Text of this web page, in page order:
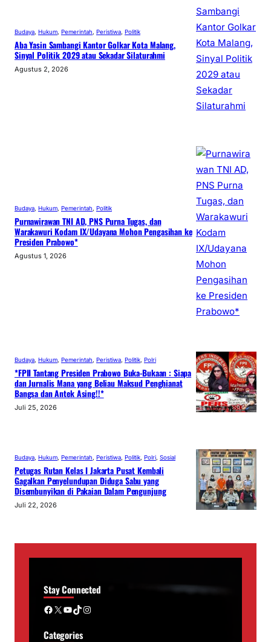
Budaya Hukum Pemerintah Peristiwa Politik
Aba Yasin Sambangi Kantor Golkar Kota Malang,
Sinyal Politik 2029 atau Sekadar Silaturahmi
Agustus 2, 2026
Budaya Hukum Pemerintah Politik
Purnawirawan TNI AD, PNS Purna Tugas, dan
Warakawuri Kodam IX/Udayana Mohon Pengasihan ke
Presiden Prabowo*
Agustus 1, 2026
Budaya Hukum Pemerintah Peristiwa Politik Polri
*FPII Tantang Presiden Prabowo Buka-Bukaan : Siapa
dan Jurnalis Mana yang Beliau Maksud Penghianat
Bangsa dan Antek Asing!!*
Juli 25, 2026
Budaya Hukum Pemerintah Peristiwa Politik Polri Sosial
Petugas Rutan Kelas I Jakarta Pusat Kembali
Gagalkan Penyelundupan Diduga Sabu yang
Disembunyikan di Pakaian Dalam Pengunjung
Juli 22, 2026
Stay Connected
Facebook X YouTube TikTok Instagram
Categories